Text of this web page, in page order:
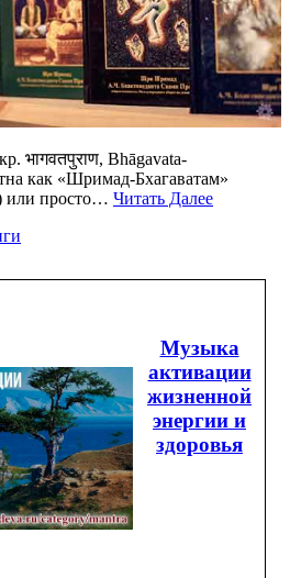
भागवतपुराण, Bhāgavata-
как «Шримад-Бхагаватам»
или просто… Читать Далее
Музыка
активации
жизненной
энергии и
здоровья